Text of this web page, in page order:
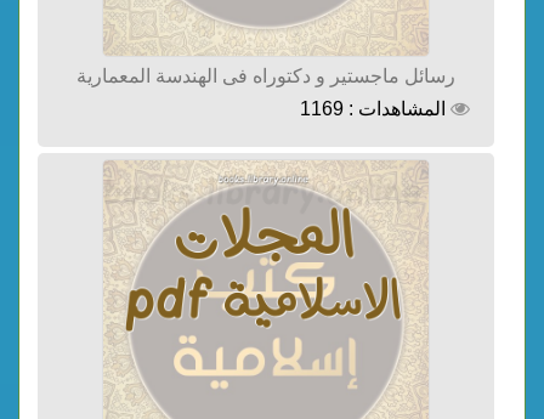
رسائل ماجستير و دكتوراه فى الهندسة المعمارية
المشاهدات : 1169